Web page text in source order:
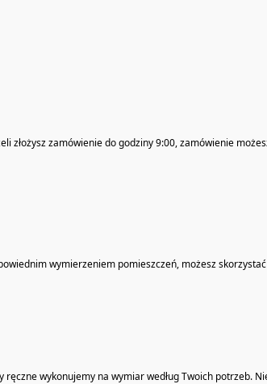
złożysz zamówienie do godziny 9:00, zamówienie
wymierzeniem pomieszczeń, możesz
wykonujemy na wymiar według Twoich potrzeb.